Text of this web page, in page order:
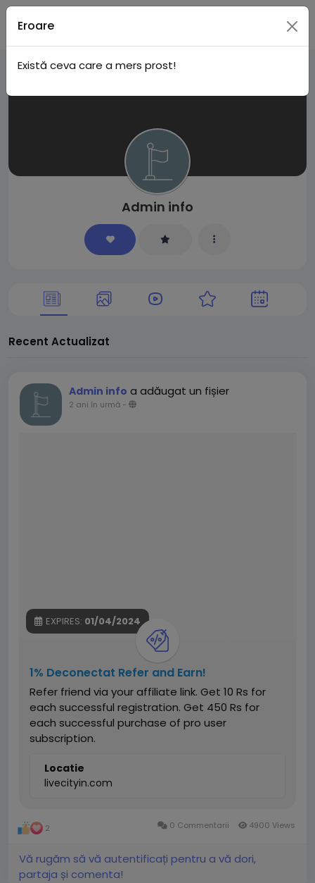
Live
City I
Admin info
Recent Actualizat
Admin info a adăugat un fișier
2 ani în urmă -
EXPIRES: 01/04/2024
1% Deconectat Refer and Earn!
Refer friend via your affiliate link. Get 10 Rs for
each successful registration. Get 450 Rs for
each successful purchase of pro user
subscription.
Locatie
livecityin.com
2 0 Commentarii 4900 Views
Vă rugăm să vă autentificați pentru a vă dori,
partaja și comenta!
Eroare
Există ceva care a mers prost!